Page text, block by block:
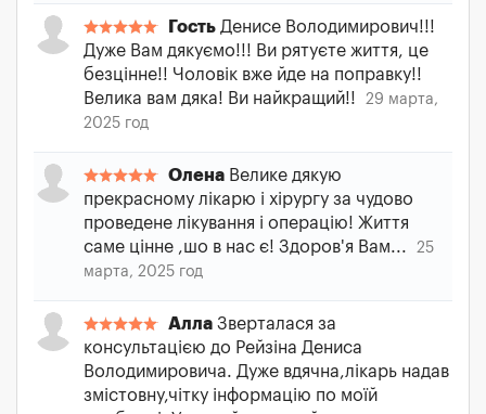
Гость Денисе Володимирович!!!
Дуже Вам дякуємо!!! Ви рятуєте життя, це
безцінне!! Чоловік вже йде на поправку!!
Велика вам дяка! Ви найкращий!!
29 марта,
2025 год
Олена Велике дякую
прекрасному лікарю і хірургу за чудово
проведене лікування і операцію! Життя
саме цінне ,шо в нас є! Здоров'я Вам...
25
марта, 2025 год
Алла Зверталася за
консультацією до Рейзіна Дениса
Володимировича. Дуже вдячна,лікарь надав
змістовну,чітку інформацію по моїй